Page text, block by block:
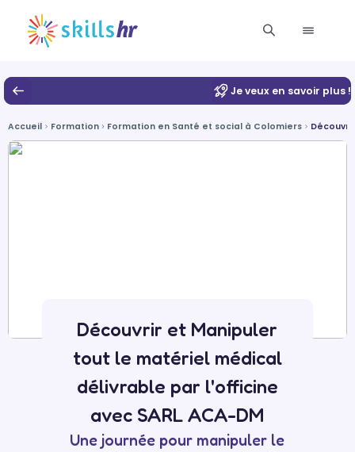
Je veux en savoir plus !
Accueil Formation Formation en Santé et social à Colomiers
Découvrir et Manipuler
tout le matériel médical
délivrable par l'officine
avec SARL ACA-DM
Une journée pour manipuler le